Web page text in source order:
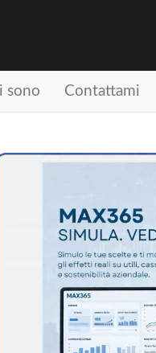
sono Contattami